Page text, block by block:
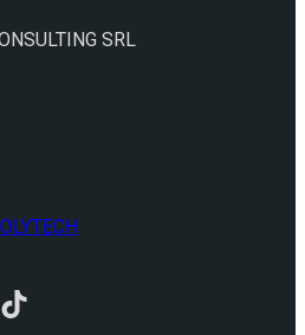
SRL
TikTok